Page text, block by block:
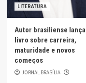
LITERATURA
Autor brasiliense lança
livro sobre carreira,
maturidade e novos
começos
JORNAL BRASÍLIA